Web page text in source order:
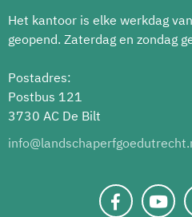
Het kantoor is elke werkdag
geopend. Zaterdag en zondag
Postadres:
Postbus 121
3730 AC De Bilt